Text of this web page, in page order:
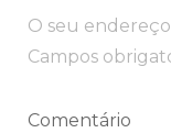
O seu
Campos
Comentário